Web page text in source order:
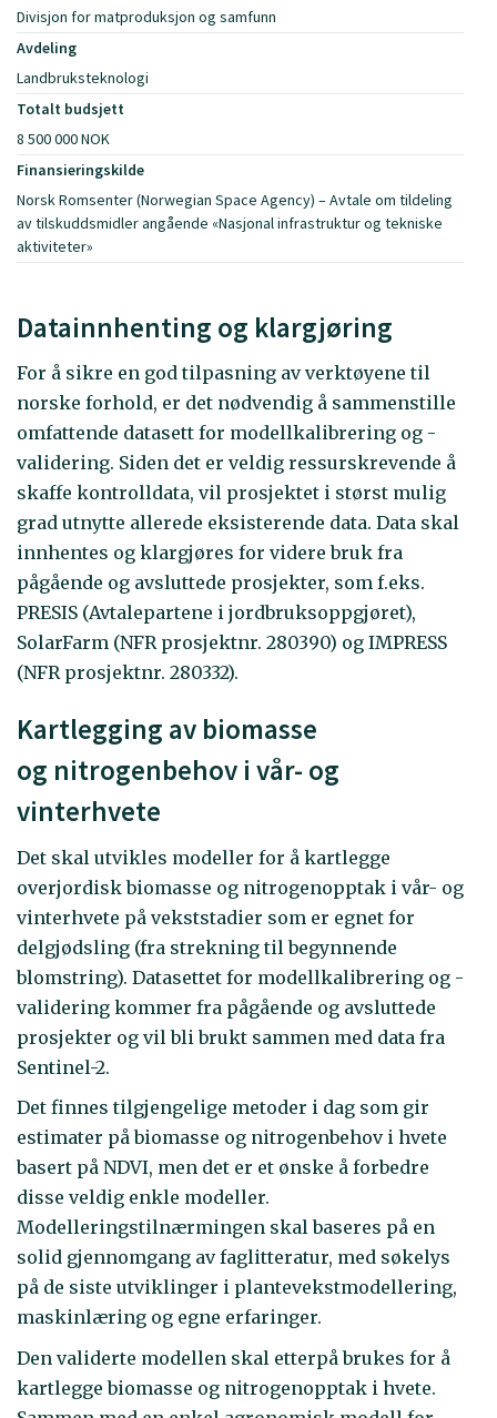
Divisjon for matproduksjon og samfunn
Avdeling
Landbruksteknologi
Totalt budsjett
8 500 000 NOK
Finansieringskilde
Norsk Romsenter (Norwegian Space Agency) – Avtale om tildeling
av tilskuddsmidler angående «Nasjonal infrastruktur og tekniske
aktiviteter»
Datainnhenting og klargjøring
For å sikre en god tilpasning av verktøyene til
norske forhold, er det nødvendig å sammenstille
omfattende datasett for modellkalibrering og -
validering. Siden det er veldig ressurskrevende å
skaffe kontrolldata, vil prosjektet i størst mulig
grad utnytte allerede eksisterende data. Data skal
innhentes og klargjøres for videre bruk fra
pågående og avsluttede prosjekter, som f.eks.
PRESIS (Avtalepartene i jordbruksoppgjøret),
SolarFarm (NFR prosjektnr. 280390) og IMPRESS
(NFR prosjektnr. 280332).
Kartlegging av biomasse
og nitrogenbehov i vår- og
vinterhvete
Det skal utvikles modeller for å kartlegge
overjordisk biomasse og nitrogenopptak i vår- og
vinterhvete på vekststadier som er egnet for
delgjødsling (fra strekning til begynnende
blomstring). Datasettet for modellkalibrering og -
validering kommer fra pågående og avsluttede
prosjekter og vil bli brukt sammen med data fra
Sentinel-2.
Det finnes tilgjengelige metoder i dag som gir
estimater på biomasse og nitrogenbehov i hvete
basert på NDVI, men det er et ønske å forbedre
disse veldig enkle modeller.
Modelleringstilnærmingen skal baseres på en
solid gjennomgang av faglitteratur, med søkelys
på de siste utviklinger i plantevekstmodellering,
maskinlæring og egne erfaringer.
Den validerte modellen skal etterpå brukes for å
kartlegge biomasse og nitrogenopptak i hvete.